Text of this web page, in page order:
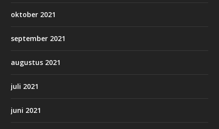
oktober 2021
september 2021
augustus 2021
juli 2021
juni 2021